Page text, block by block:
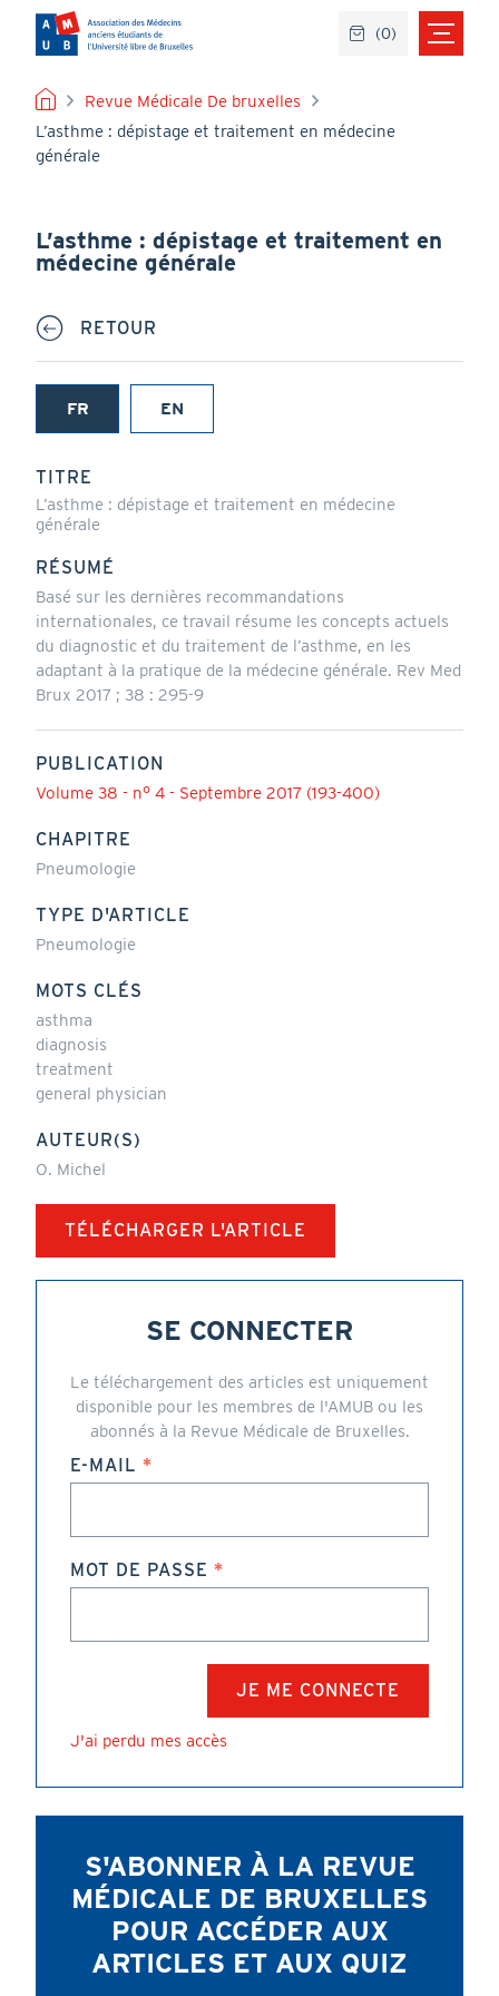
contenu
principal
FIL
D'ARIANE
Revue Médicale De bruxelles
L’asthme : dépistage et traitement en médecine
générale
L’asthme : dépistage et traitement en
médecine générale
RETOUR
FR
(onglet
EN
TITRE
L’asthme : dépistage et traitement en médecine
générale
RÉSUMÉ
Basé sur les dernières recommandations
internationales, ce travail résume les concepts actuels
du diagnostic et du traitement de l’asthme, en les
adaptant à la pratique de la médecine générale. Rev Med
Brux 2017 ; 38 : 295-9
PUBLICATION
Volume 38 - n° 4 - Septembre 2017 (193-400)
CHAPITRE
Pneumologie
TYPE D'ARTICLE
Pneumologie
MOTS CLÉS
asthma
diagnosis
treatment
general physician
AUTEUR(S)
O. Michel
TÉLÉCHARGER L'ARTICLE
SE CONNECTER
Le téléchargement des articles est uniquement
disponible pour les membres de l'AMUB ou les
abonnés à la Revue Médicale de Bruxelles.
E-MAIL
MOT DE PASSE
J'ai perdu mes accès
S'ABONNER À LA REVUE
MÉDICALE DE BRUXELLES
POUR ACCÉDER AUX
ARTICLES ET AUX QUIZ
(0)